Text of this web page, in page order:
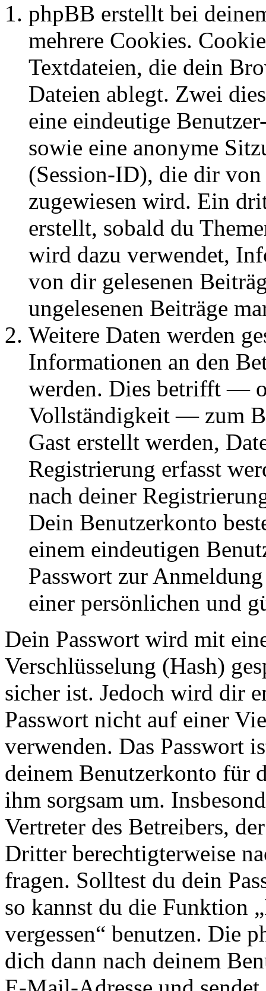
phpBB erstellt bei
mehrere Cookies.
Textdateien, die dein
Dateien ablegt. Zwei
eine eindeutige
sowie eine anonyme
(Session-ID), die dir
zugewiesen wird. Ein
erstellt, sobald du
wird dazu verwendet,
von dir gelesenen
ungelesenen Beiträge
Weitere Daten werden
Informationen an den
werden. Dies betrifft —
Vollständigkeit — zum
Gast erstellt werden,
Registrierung erfasst
nach deiner
Dein Benutzerkonto
einem eindeutigen
Passwort zur
einer persönlichen und
Dein Passwort wird mit
Verschlüsselung (Hash)
sicher ist. Jedoch wird dir
Passwort nicht auf einer
verwenden. Das Passwort
deinem Benutzerkonto für
ihm sorgsam um.
Vertreter des Betreibers,
Dritter berechtigterweise
fragen. Solltest du dein
so kannst du die Funktion
vergessen“ benutzen. Die
dich dann nach deinem